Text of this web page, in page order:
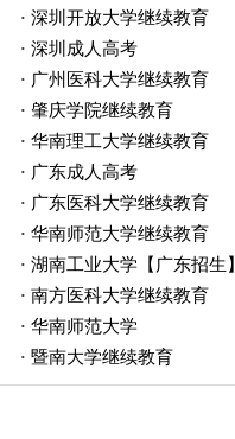
· 深圳开放大学继续教育
· 深圳成人高考
· 广州医科大学继续教育
· 肇庆学院继续教育
· 华南理工大学继续教育
· 广东成人高考
· 广东医科大学继续教育
· 华南师范大学继续教育
· 湖南工业大学【广东招生】
· 南方医科大学继续教育
· 华南师范大学
· 暨南大学继续教育